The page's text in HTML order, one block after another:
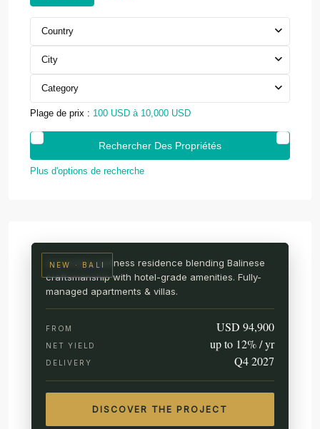
Country
City
Category
Plage de prix : 100 USD à 10,000 USD
Plus d'options de recherche
NEW · BALI
A branded wellness residence blending Balinese
craftsmanship with hotel-grade amenities. Fully-
managed apartments & villas.
FROM USD 94,900
NET YIELD up to 12% / yr
DELIVERY Q4 2027
DISCOVER THE PROJECT